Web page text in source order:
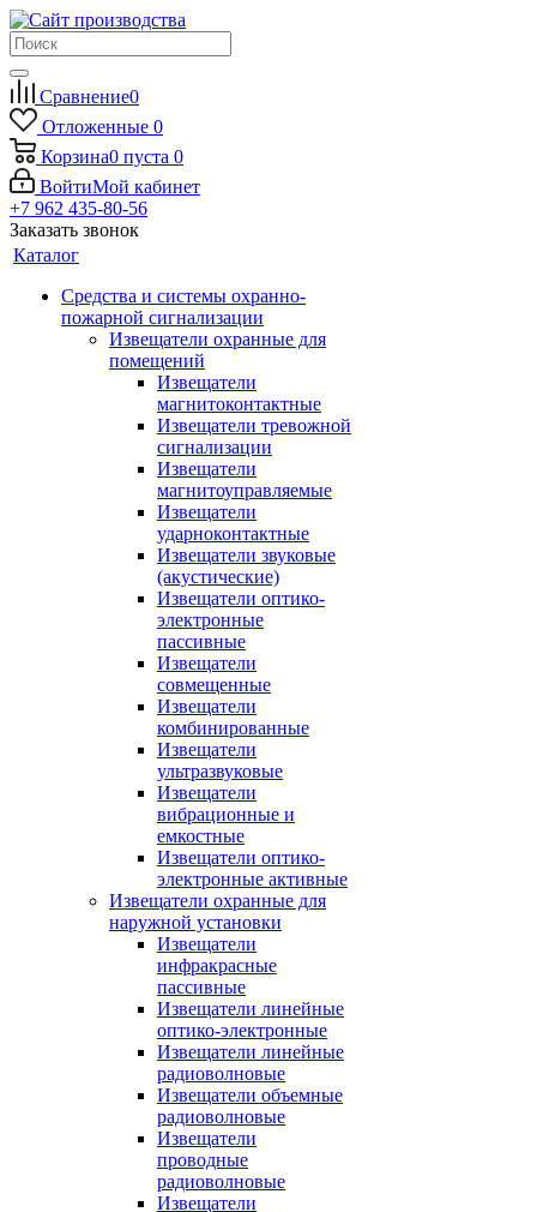
Сравнение0
Отложенные 0
Корзина0 пуста 0
ВойтиМой кабинет
+7 962 435-80-56
Заказать звонок
Каталог
Средства и системы охранно-
пожарной сигнализации
Извещатели охранные для
помещений
Извещатели
магнитоконтактные
Извещатели тревожной
сигнализации
Извещатели
магнитоуправляемые
Извещатели
ударноконтактные
Извещатели звуковые
(акустические)
Извещатели оптико-
электронные
пассивные
Извещатели
совмещенные
Извещатели
комбинированные
Извещатели
ультразвуковые
Извещатели
вибрационные и
емкостные
Извещатели оптико-
электронные активные
Извещатели охранные для
наружной установки
Извещатели
инфракрасные
пассивные
Извещатели линейные
оптико-электронные
Извещатели линейные
радиоволновые
Извещатели объемные
радиоволновые
Извещатели
проводные
радиоволновые
Извещатели